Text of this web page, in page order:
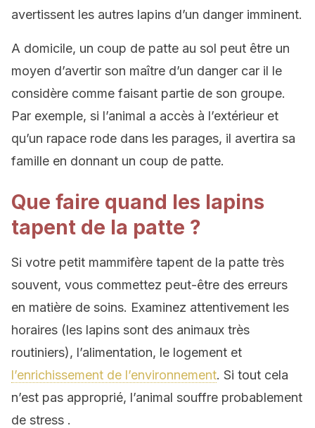
avertissent les autres lapins d’un danger imminent.
A domicile, un coup de patte au sol peut être un
moyen d’avertir son maître d’un danger car il le
considère comme faisant partie de son groupe.
Par exemple, si l’animal a accès à l’extérieur et
qu’un rapace rode dans les parages, il avertira sa
famille en donnant un coup de patte.
Que faire quand les lapins
tapent de la patte ?
Si votre petit mammifère tapent de la patte très
souvent, vous commettez peut-être des erreurs
en matière de soins. Examinez attentivement les
horaires (les lapins sont des animaux très
routiniers), l’alimentation, le logement et
l’enrichissement de l’environnement. Si tout cela
n’est pas approprié, l’animal souffre probablement
de stress .